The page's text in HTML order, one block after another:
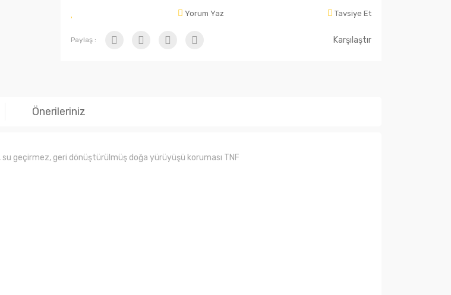
Yorum Yaz Tavsiye Et
Paylaş : Karşılaştır
Önerileriniz
geçirmez, geri dönüştürülmüş doğa yürüyüşü koruması TNF